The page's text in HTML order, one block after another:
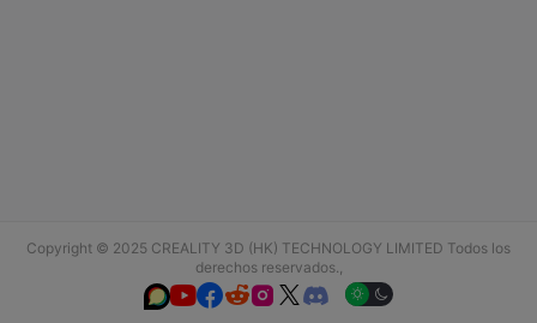
Copyright © 2025 CREALITY 3D (HK) TECHNOLOGY LIMITED Todos los
derechos reservados.,
  